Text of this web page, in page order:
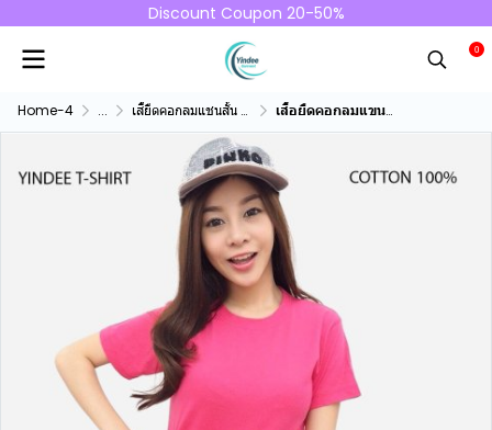
Discount Coupon 20-50%
0
Home-4 ... เสื้ยืดคอกลมแชนสั้น คอทตอน100% เสื้อยืดคอกลมแขนสั้นคอทตอน100% สีชมพูเข้ม